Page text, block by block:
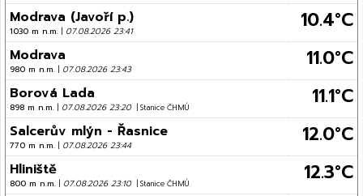
Modrava (Javoří p.)
1030 m n.m. | 07.08.2026 23:41 10.4°C
Modrava
980 m n.m. | 07.08.2026 23:43 11.0°C
Borová Lada
898 m n.m. | 07.08.2026 23:20 | Stanice ČHMÚ 11.1°C
Salcerův mlýn - Řasnice
770 m n.m. | 07.08.2026 23:44 12.0°C
Hliniště
800 m n.m. | 07.08.2026 23:10 | Stanice ČHMÚ 12.3°C